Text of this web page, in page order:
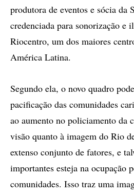
produtora de eventos e sócia da
credenciada para sonorização e
Riocentro, um dos maiores
América Latina.
Segundo ela, o novo quadro
pacificação das comunidades
ao aumento no policiamento da
visão quanto à imagem do Rio
extenso conjunto de fatores, e
importantes esteja na ocupação
comunidades. Isso traz uma